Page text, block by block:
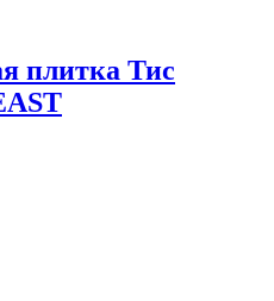
плитка Тис